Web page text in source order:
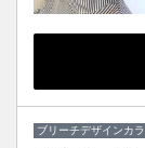
ブリーチデザインカ